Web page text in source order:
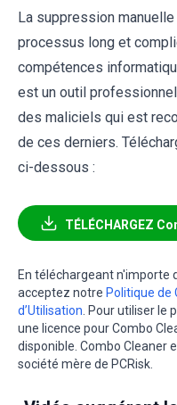
La suppression
processus long et
compétences
est un outil
des maliciels qui est
de ces derniers.
ci-dessous :
TÉLÉCHARGEZ
En téléchargeant n'importe
acceptez notre Politique de
d’Utilisation. Pour utiliser le
une licence pour Combo
disponible. Combo Cleaner
société mère de PCRisk.